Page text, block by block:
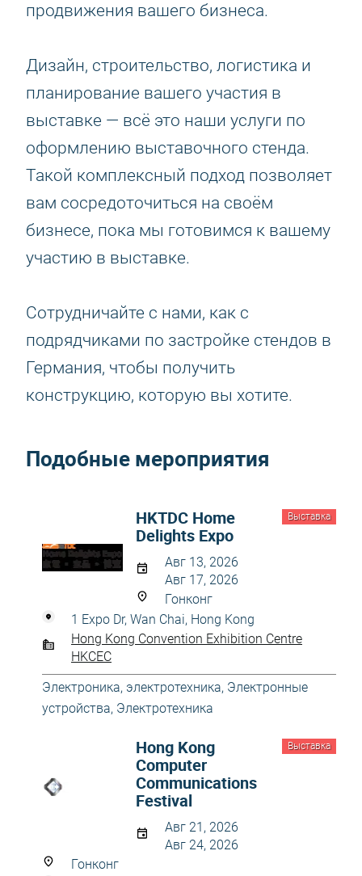
продвижения вашего бизнеса.
Дизайн, строительство, логистика и
планирование вашего участия в
выставке — всё это наши услуги по
оформлению выставочного стенда.
Такой комплексный подход позволяет
вам сосредоточиться на своём
бизнесе, пока мы готовимся к вашему
участию в выставке.
Сотрудничайте с нами, как с
подрядчиками по застройке стендов в
Германия, чтобы получить
конструкцию, которую вы хотите.
Подобные мероприятия
Выставка
HKTDC Home
Delights Expo
Авг 13, 2026
Авг 17, 2026
Гонконг
1 Expo Dr, Wan Chai, Hong Kong
Hong Kong Convention Exhibition Centre
HKCEC
Электроника, электротехника, Электронные
устройства, Электротехника
Выставка
Hong Kong
Computer
Communications
Festival
Авг 21, 2026
Авг 24, 2026
Гонконг